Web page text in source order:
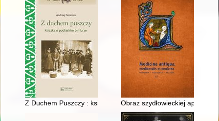
Z Duchem Puszczy : książka o podlaskim bimbrze
Obraz szydłowieckiej apteki w